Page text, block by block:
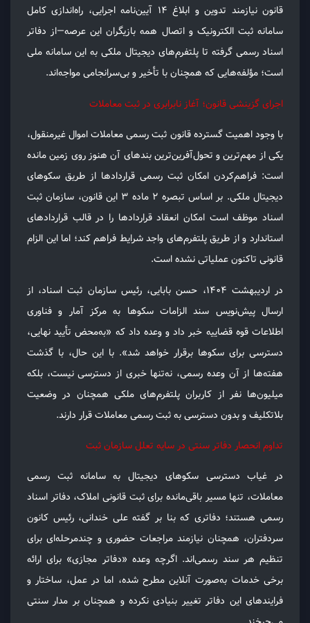
قانون نیازمند تدوین و ابلاغ ۱۴ آیین‌نامه اجرایی، راه‌اندازی کامل
سامانه ثبت الکترونیک و اتصال همه بازیگران این عرصه—از دفاتر
اسناد رسمی گرفته تا پلتفرم‌های دیجیتال ملکی به این سامانه ملی
است؛ مؤلفه‌هایی که همچنان با تأخیر و بی‌سرانجامی مواجه‌اند.
اجرای گزینشی قانون؛ آغاز نابرابری در ثبت معاملات
با وجود اهمیت گسترده قانون ثبت رسمی معاملات اموال غیرمنقول،
یکی از مهم‌ترین و تحول‌آفرین‌ترین بندهای آن هنوز روی زمین مانده
است: فراهم‌کردن امکان ثبت رسمی قراردادها از طریق سکوهای
دیجیتال ملکی. بر اساس تبصره ۲ ماده ۳ این قانون، سازمان ثبت
اسناد موظف است امکان انعقاد قراردادها را در قالب قراردادهای
استاندارد و از طریق پلتفرم‌های واجد شرایط فراهم کند؛ اما این الزام
قانونی تاکنون عملیاتی نشده است.
در اردیبهشت ۱۴۰۴، حسن بابایی، رئیس سازمان ثبت اسناد، از
ارسال پیش‌نویس سند الزامات سکوها به مرکز آمار و فناوری
اطلاعات قوه قضاییه خبر داد و وعده داد که «به‌محض تأیید نهایی،
دسترسی برای سکوها برقرار خواهد شد». با این حال، با گذشت
هفته‌ها از آن وعده رسمی، نه‌تنها خبری از دسترسی نیست، بلکه
میلیون‌ها نفر از کاربران پلتفرم‌های ملکی همچنان در وضعیت
بلاتکلیف و بدون دسترسی به ثبت رسمی معاملات قرار دارند.
تداوم انحصار دفاتر سنتی در سایه تعلل سازمان ثبت
در غیاب دسترسی سکوهای دیجیتال به سامانه ثبت رسمی
معاملات، تنها مسیر باقی‌مانده برای ثبت قانونی املاک، دفاتر اسناد
رسمی هستند؛ دفاتری که بنا بر گفته علی خندانی، رئیس کانون
سردفتران، همچنان نیازمند مراجعات حضوری و چندمرحله‌ای برای
تنظیم هر سند رسمی‌اند. اگرچه وعده «دفاتر مجازی» برای ارائه
برخی خدمات به‌صورت آنلاین مطرح شده، اما در عمل، ساختار و
فرایندهای این دفاتر تغییر بنیادی نکرده و همچنان بر مدار سنتی